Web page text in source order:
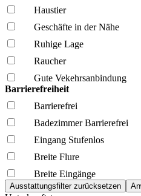
Haustier
Geschäfte in der Nähe
Ruhige Lage
Raucher
Gute Vekehrsanbindung
Barrierefreiheit
Barrierefrei
Badezimmer Barrierefrei
Eingang Stufenlos
Breite Flure
Breite Eingänge